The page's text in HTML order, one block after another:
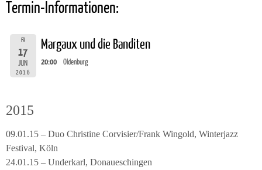
Termin-Informationen:
FR
17
JUN
2016
Margaux und die Banditen
20:00 Oldenburg
2015
09.01.15 – Duo Christine Corvisier/Frank Wingold, Winterjazz
Festival, Köln
24.01.15 – Underkarl, Donaueschingen